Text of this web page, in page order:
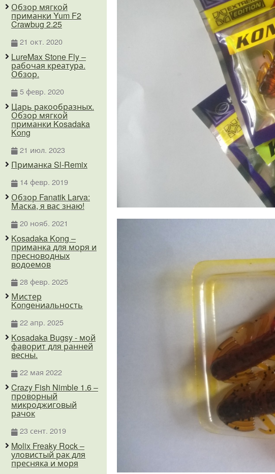
Обзор мягкой
приманки Yum F2
Crawbug 2.25
21 окт. 2020
LureMax Stone Fly –
рабочая креатура.
Обзор.
5 февр. 2020
Царь ракообразных.
Обзор мягкой
приманки Kosadaka
Kong
21 июл. 2023
Приманка Sl-Remix
14 февр. 2019
Обзор Fanatik Larva:
Маска, я вас знаю!
20 нояб. 2021
Kosadaka Kong –
приманка для моря и
пресноводных
водоемов
28 февр. 2025
Мистер
Kongениальность
22 апр. 2025
Kosadaka Bugsy - мой
фаворит для ранней
весны.
22 мая 2022
Crazy Fish Nimble 1.6 –
проворный
микроджиговый
рачок
23 сент. 2019
Molix Freaky Rock –
уловистый рак для
пресняка и моря